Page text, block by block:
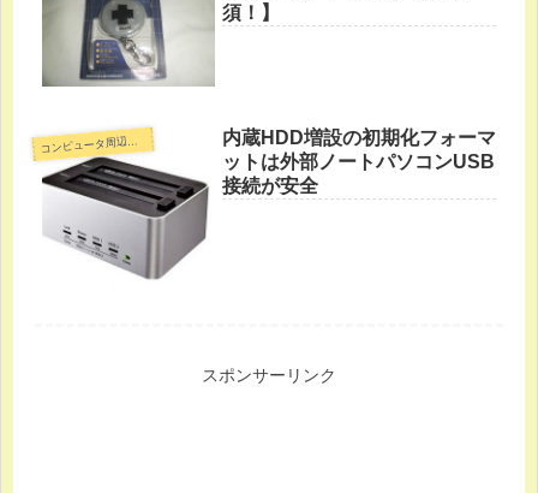
須！】
コ
ンピュータ周辺機器
内蔵HDD増設の初期化フォーマ
ットは外部ノートパソコンUSB
接続が安全
スポンサーリンク